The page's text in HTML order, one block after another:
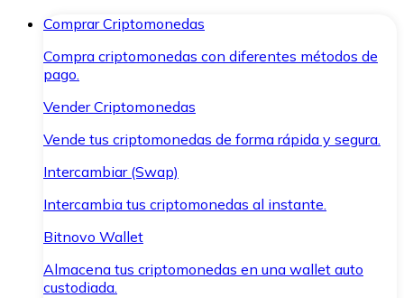
Comprar Criptomonedas
Compra criptomonedas con diferentes métodos de
pago.
Vender Criptomonedas
Vende tus criptomonedas de forma rápida y segura.
Intercambiar (Swap)
Intercambia tus criptomonedas al instante.
Bitnovo Wallet
Almacena tus criptomonedas en una wallet auto
custodiada.